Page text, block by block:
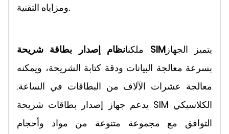
ومزاياه التقنية.
ملكنا نظام إصدار بطاقة شريحة SIMيتميز الجهاز
بسرعة معالجة البيانات ودقة كتابة الشريحة، ويمكنه
معالجة عشرات الآلاف من البطاقات في الساعة.
يدعم جهاز إصدار بطاقات شريحة SIM الكلاسيكي
التوافق مع مجموعة متنوعة من مواد وأحجام